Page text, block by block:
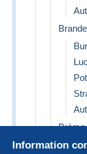
Brème
Information